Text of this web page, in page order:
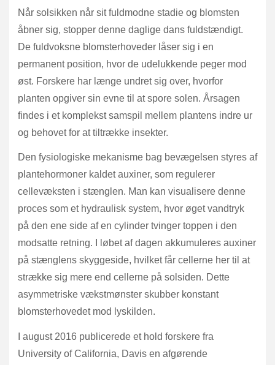
Når solsikken når sit fuldmodne stadie og blomsten
åbner sig, stopper denne daglige dans fuldstændigt.
De fuldvoksne blomsterhoveder låser sig i en
permanent position, hvor de udelukkende peger mod
øst. Forskere har længe undret sig over, hvorfor
planten opgiver sin evne til at spore solen. Årsagen
findes i et komplekst samspil mellem plantens indre ur
og behovet for at tiltrække insekter.
Den fysiologiske mekanisme bag bevægelsen styres af
plantehormoner kaldet auxiner, som regulerer
cellevæksten i stænglen. Man kan visualisere denne
proces som et hydraulisk system, hvor øget vandtryk
på den ene side af en cylinder tvinger toppen i den
modsatte retning. I løbet af dagen akkumuleres auxiner
på stænglens skyggeside, hvilket får cellerne her til at
strække sig mere end cellerne på solsiden. Dette
asymmetriske vækstmønster skubber konstant
blomsterhovedet mod lyskilden.
I august 2016 publicerede et hold forskere fra
University of California, Davis en afgørende